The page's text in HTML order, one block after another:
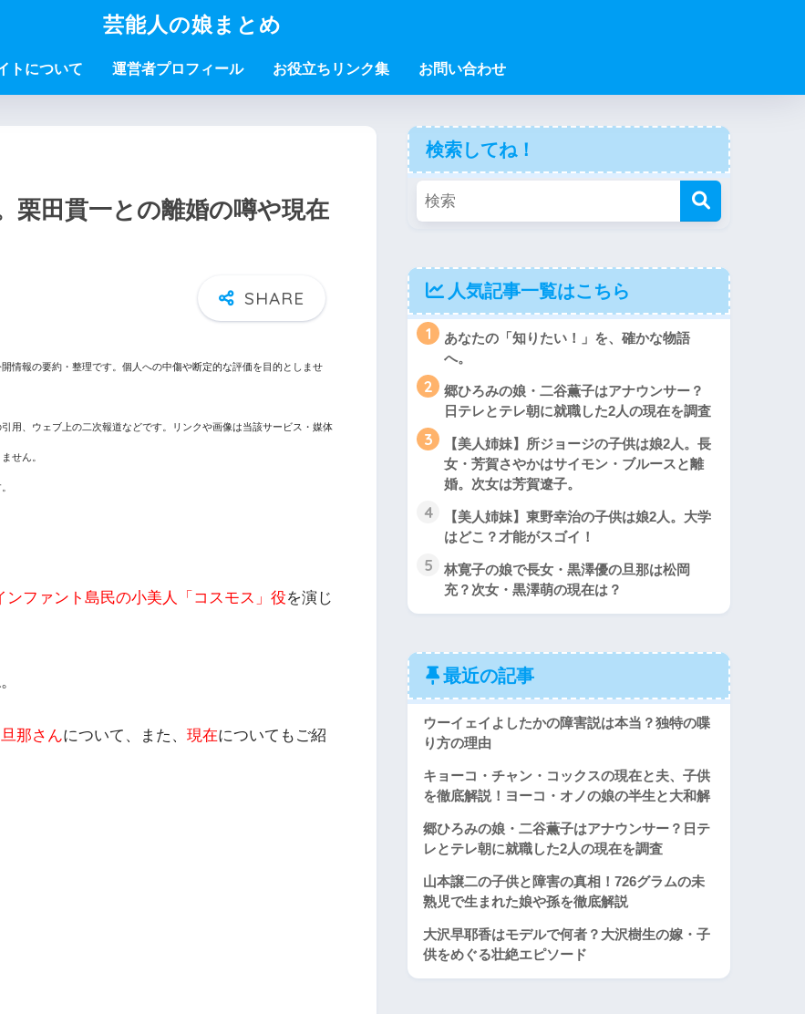
芸能人の娘まとめ
トについて 運営者プロフィール お役立ちリンク集 お問い合わせ
栗田貫一との離婚の噂や現在
情報の要約・整理です。個人への中傷や断定的な評価を目的としませ
用、ウェブ上の二次報道などです。リンクや画像は当該サービス・媒体
せん。
ンファント島民の小美人「コスモス」役を演じ
旦那さんについて、また、 現在についてもご紹
検索してね！
人気記事一覧はこちら
1
あなたの「知りたい！」を、確かな物語
へ。
2
郷ひろみの娘・二谷薫子はアナウンサー？
日テレとテレ朝に就職した2人の現在を調査
3
【美人姉妹】所ジョージの子供は娘2人。長
女・芳賀さやかはサイモン・ブルースと離
婚。次女は芳賀遼子。
4
【美人姉妹】東野幸治の子供は娘2人。大学
はどこ？才能がスゴイ！
5
林寛子の娘で長女・黒澤優の旦那は松岡
充？次女・黒澤萌の現在は？
最近の記事
ウーイェイよしたかの障害説は本当？独特の喋
り方の理由
キョーコ・チャン・コックスの現在と夫、子供
を徹底解説！ヨーコ・オノの娘の半生と大和解
郷ひろみの娘・二谷薫子はアナウンサー？日テ
レとテレ朝に就職した2人の現在を調査
山本譲二の子供と障害の真相！726グラムの未
熟児で生まれた娘や孫を徹底解説
大沢早耶香はモデルで何者？大沢樹生の嫁・子
供をめぐる壮絶エピソード